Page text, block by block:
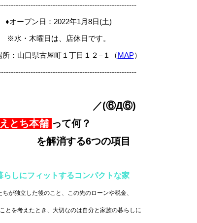
♦オープン日：2022年1月8日(土)
※水・木曜日は、店休日です。
所：山口県古屋町１丁目１２−１（MAP）
／(⑥Д⑥)
とち本舗 って何？
解消する6つの項目
しにフィットするコンパクトな家
ちが独立した後のこと、この先のローンや税金、
とを考えたとき、大切なのは自分と家族の暮らしに